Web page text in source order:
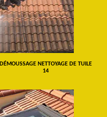
DÉMOUSSAGE NETTOYAGE DE TUILE
14